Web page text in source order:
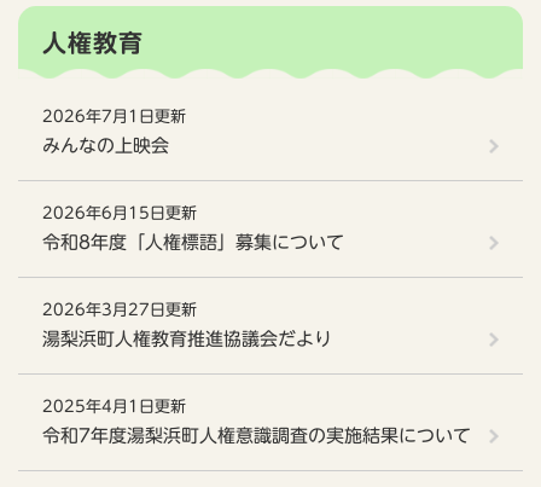
人権教育
2026年7月1日更新
みんなの上映会
2026年6月15日更新
令和8年度「人権標語」募集について
2026年3月27日更新
湯梨浜町人権教育推進協議会だより
2025年4月1日更新
令和7年度湯梨浜町人権意識調査の実施結果について